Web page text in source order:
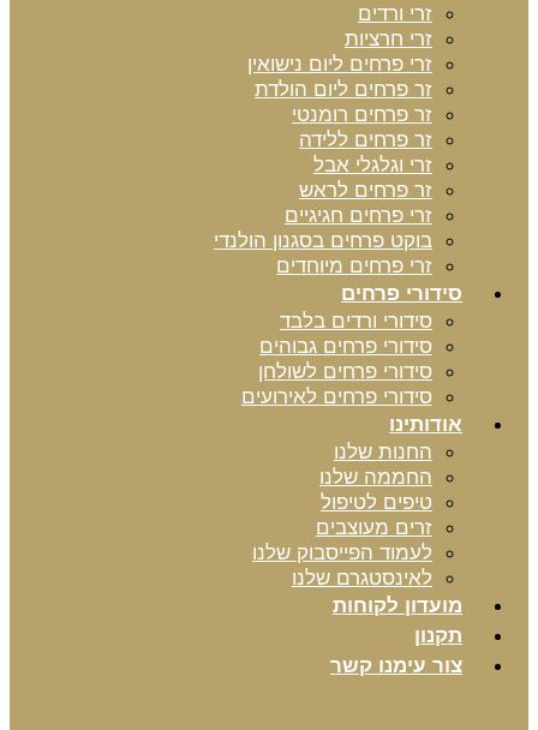
זרי ורדים
זרי חרציות
זרי פרחים ליום נישואין
זר פרחים ליום הולדת
זר פרחים רומנטי
זר פרחים ללידה
זרי וגלגלי אבל
זר פרחים לראש
זרי פרחים חגיגיים
בוקט פרחים בסגנון הולנדי
זרי פרחים מיוחדים
סידורי פרחים
סידורי ורדים בלבד
סידורי פרחים גבוהים
סידורי פרחים לשולחן
סידורי פרחים לאירועים
אודותינו
החנות שלנו
החממה שלנו
טיפים לטיפול
זרים מעוצבים
לעמוד הפייסבוק שלנו
לאינסטגרם שלנו
מועדון לקוחות
תקנון
צור עימנו קשר